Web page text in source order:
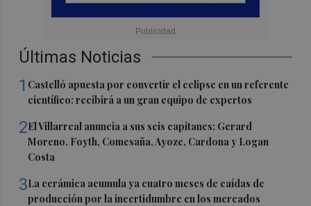
Últimas Noticias
1 Castelló apuesta por convertir el eclipse en un referente
científico: recibirá a un gran equipo de expertos
2El Villarreal anuncia a sus seis capitanes: Gerard
Moreno, Foyth, Comesaña, Ayoze, Cardona y Logan
Costa
3La cerámica acumula ya cuatro meses de caídas de
producción por la incertidumbre en los mercados